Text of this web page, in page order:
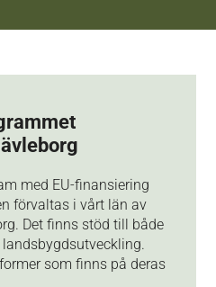
med EU-finansiering
förvaltas i vårt län av
Det finns stöd till både
som finns på deras